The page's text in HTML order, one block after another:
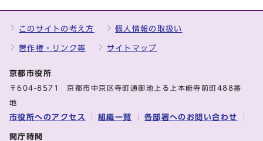
このサイトの考え方 個人情報の取扱い
著作権・リンク等 サイトマップ
京都市役所
〒604-8571 京都市中京区寺町通御池上る上本能寺前町488番
地
市役所へのアクセス 組織一覧 各部署へのお問い合わせ
開庁時間